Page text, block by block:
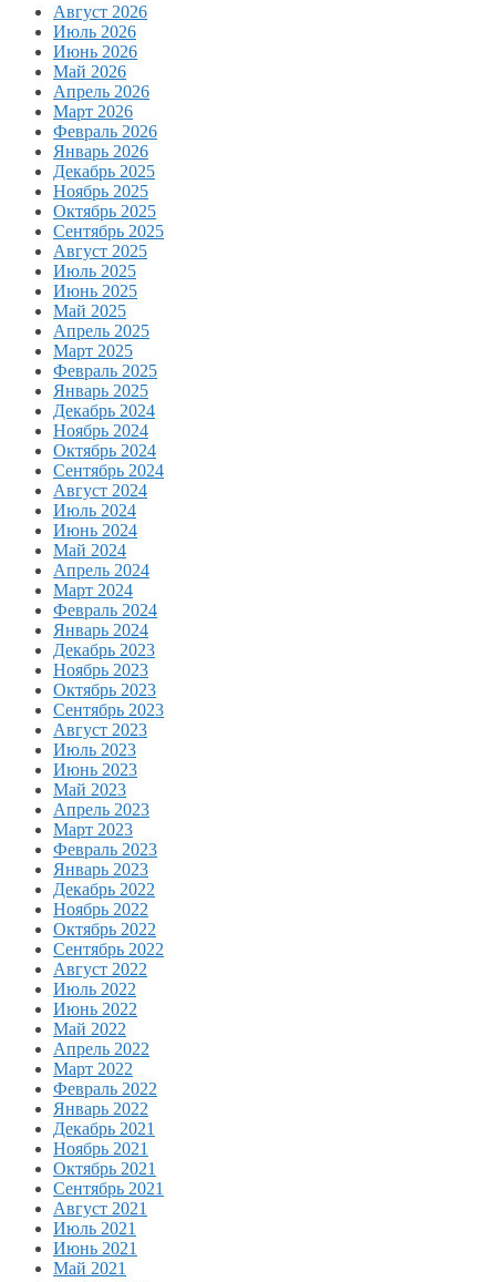
Август 2026
Июль 2026
Июнь 2026
Май 2026
Апрель 2026
Март 2026
Февраль 2026
Январь 2026
Декабрь 2025
Ноябрь 2025
Октябрь 2025
Сентябрь 2025
Август 2025
Июль 2025
Июнь 2025
Май 2025
Апрель 2025
Март 2025
Февраль 2025
Январь 2025
Декабрь 2024
Ноябрь 2024
Октябрь 2024
Сентябрь 2024
Август 2024
Июль 2024
Июнь 2024
Май 2024
Апрель 2024
Март 2024
Февраль 2024
Январь 2024
Декабрь 2023
Ноябрь 2023
Октябрь 2023
Сентябрь 2023
Август 2023
Июль 2023
Июнь 2023
Май 2023
Апрель 2023
Март 2023
Февраль 2023
Январь 2023
Декабрь 2022
Ноябрь 2022
Октябрь 2022
Сентябрь 2022
Август 2022
Июль 2022
Июнь 2022
Май 2022
Апрель 2022
Март 2022
Февраль 2022
Январь 2022
Декабрь 2021
Ноябрь 2021
Октябрь 2021
Сентябрь 2021
Август 2021
Июль 2021
Июнь 2021
Май 2021